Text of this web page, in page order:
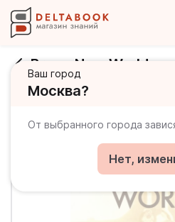
Ваш город
Москва?
От выбранного города
Нет,
Brave New World